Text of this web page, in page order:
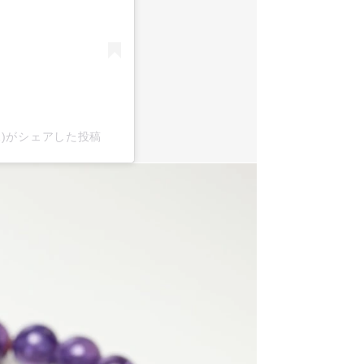
シェアした投稿